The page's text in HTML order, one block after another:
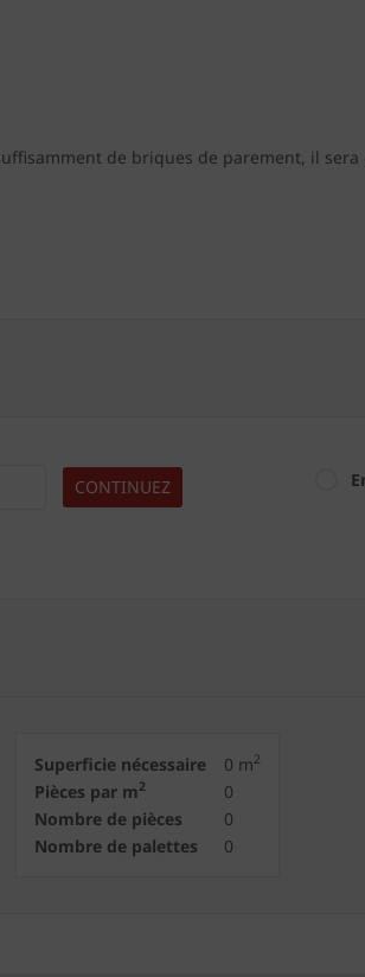
de briques de parement, il
CONTINUEZ
Superficie nécessaire 0 m2
Pièces par m2
0
Nombre de pièces
0
Nombre de palettes
0